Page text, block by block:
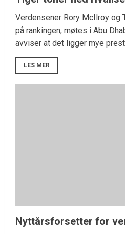
Verdensener Rory McIlroy og
på rankingen, møtes i Abu
avviser at det ligger mye
LES MER
Nyttårsforsetter for